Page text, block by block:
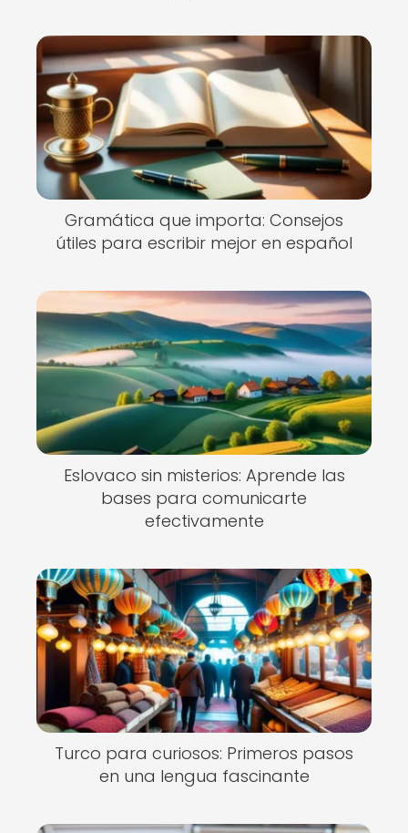
Gramática que importa: Consejos
útiles para escribir mejor en español
Eslovaco sin misterios: Aprende las
bases para comunicarte
efectivamente
Turco para curiosos: Primeros pasos
en una lengua fascinante